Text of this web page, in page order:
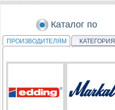
Каталог по
ПРОИЗВОДИТЕЛЯМ